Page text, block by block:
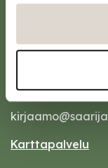
Saarijärven
43100 Saarijärvi
Karttapalvelu